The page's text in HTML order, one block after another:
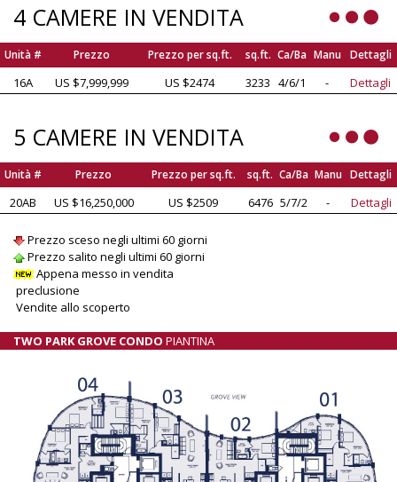
4 CAMERE IN VENDITA
Unità # Prezzo Prezzo per sq.ft. sq.ft. Ca/Ba Manu Dettagli
16A US $7,999,999 US $2474 3233 4/6/1 - Dettagli
5 CAMERE IN VENDITA
Unità # Prezzo Prezzo per sq.ft. sq.ft. Ca/Ba Manu Dettagli
20AB US $16,250,000 US $2509 6476 5/7/2 - Dettagli
Prezzo sceso negli ultimi 60 giorni
Prezzo salito negli ultimi 60 giorni
Appena messo in vendita
preclusione
Vendite allo scoperto
TWO PARK GROVE CONDO PIANTINA